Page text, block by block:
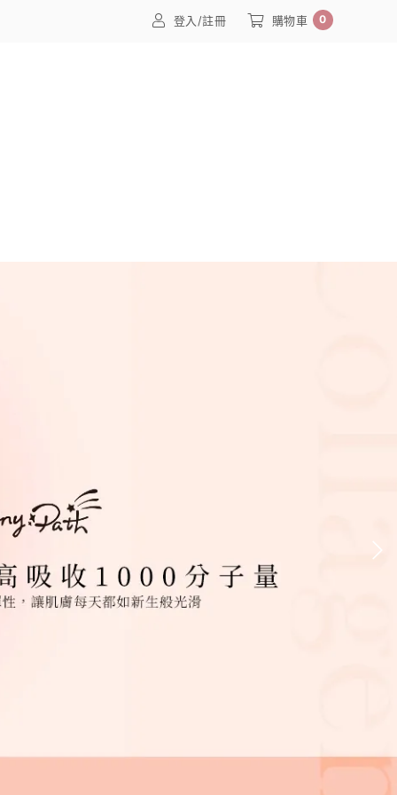
登入/註冊 購物車 0